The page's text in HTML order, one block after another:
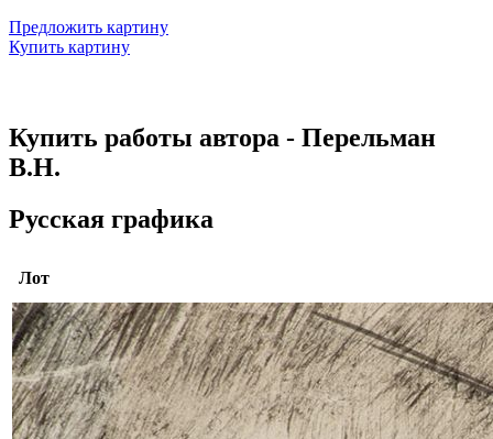
Предложить картину
Купить картину
Купить работы автора - Перельман
В.Н.
Русская графика
Лот